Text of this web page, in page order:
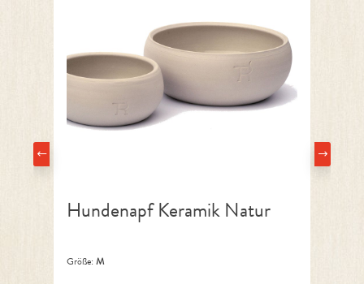
Hundenapf Keramik Natur
Größe: M